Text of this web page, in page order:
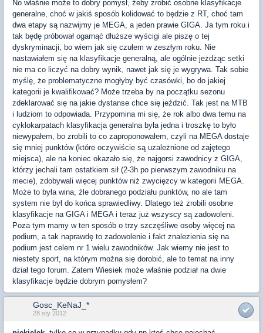
No właśnie może to dobry pomysł, żeby zrobić osobne klasyfikacje
generalne, choć w jakiś sposób kolidować to będzie z RT, choć tam
dwa etapy są nazwijmy je MEGA, a jeden prawie GIGA. Ja tym roku i
tak będę próbował ogarnąć dłuższe wyścigi ale piszę o tej
dyskryminacji, bo wiem jak się czułem w zeszłym roku. Nie
nastawiałem się na klasyfikacje generalną, ale ogólnie jeżdżąc setki
nie ma co liczyć na dobry wynik, nawet jak się je wygrywa. Tak sobie
myślę, że problematyczne mogłyby być czasówki, bo do jakiej
kategorii je kwalifikować? Może trzeba by na początku sezonu
zdeklarować się na jakie dystanse chce się jeździć. Tak jest na MTB
i ludziom to odpowiada. Przypomina mi się, że rok albo dwa temu na
cyklokarpatach klasyfikacja generalna była jedna i troszkę to było
niewypałem, bo zrobili to co zaproponowałem, czyli na MEGA dostaje
się mniej punktów (które oczywiście są uzależnione od zajętego
miejsca), ale na koniec okazało się, że najgorsi zawodnicy z GIGA,
którzy jechali tam ostatkiem sił (2-3h po pierwszym zawodniku na
mecie), zdobywali więcej punktów niż zwycięzcy w kategorii MEGA.
Może to była wina, źle dobranego podziału punktów, no ale tam
system nie był do końca sprawiedliwy. Dlatego też zrobili osobne
klasyfikacje na GIGA i MEGA i teraz już wszyscy są zadowoleni.
Poza tym mamy w ten sposób o trzy szczęśliwe osoby więcej na
podium, a tak naprawdę to zadowolenie i fakt znalezienia się na
podium jest celem nr 1 wielu zawodników. Jak wiemy nie jest to
niestety sport, na którym można się dorobić, ale to temat na inny
dział tego forum. Zatem Wiesiek może właśnie podział na dwie
klasyfikacje będzie dobrym pomysłem?
Gosc_KeNaJ_*
28 sty 2012